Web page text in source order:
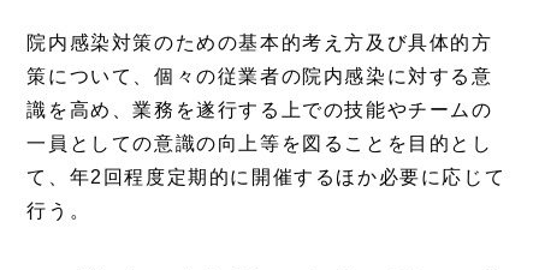
院内感染対策のための基本的考え方及び具体的方
策について、個々の従業者の院内感染に対する意
識を高め、業務を遂行する上での技能やチームの
一員としての意識の向上等を図ることを目的とし
て、年2回程度定期的に開催するほか必要に応じて
行う。